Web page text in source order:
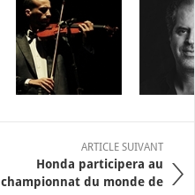
ARTICLE SUIVANT
Honda participera au
championnat du monde de